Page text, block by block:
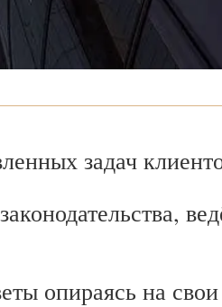
задач
опираясь на